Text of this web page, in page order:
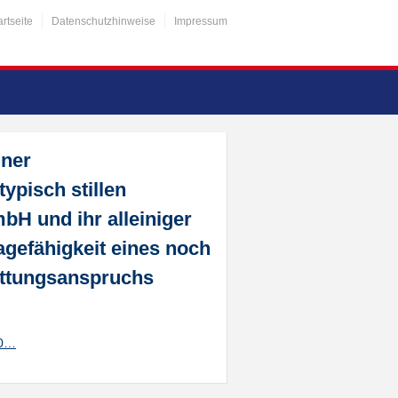
Datenschutzhinweise Impressum
stillen
und ihr alleiniger
eines noch